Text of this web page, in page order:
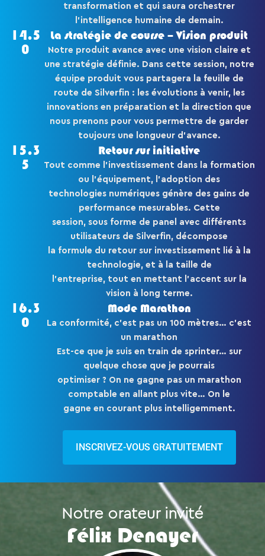
transformation et qui saura orchestrer
l’intelligence humaine de demain.
14.5
0
La stratégie de course – Vision produit
Notre produit avance avec une vision claire et
une stratégie définie. Dans cette session, notre
équipe produit vous partagera la feuille de
route de Silverfin : les évolutions à venir, les
innovations en préparation et la direction que
nous prenons pour vous permettre de garder
toujours une longueur d’avance.
15.3
5
Retour sur initiative
Tout comme l’investissement dans la formation
ou l’équipement, l’adoption des
technologies numériques génère des gains de
performance mesurables. Cette
session, sous forme de panel avec différents
utilisateurs de Silverfin, décompose
la formule du retour sur investissement lié à la
technologie, et à la taille de
l’entreprise, tout en mettant l’accent sur la
vision à long terme.
16.3
0
Mode Marathon
La conformité, c’est pas un 100 mètres… c’est
un marathon
Est-ce que je suis en train de sprinter… sur
quelque chose que je pourrais
optimiser ? On ne gagne pas un marathon
comptable en allant plus vite… On le
gagne en courant plus intelligemment.
INSCRIVEZ-VOUS GRATUITEMENT
Notre orateur invité
Félix Denayer